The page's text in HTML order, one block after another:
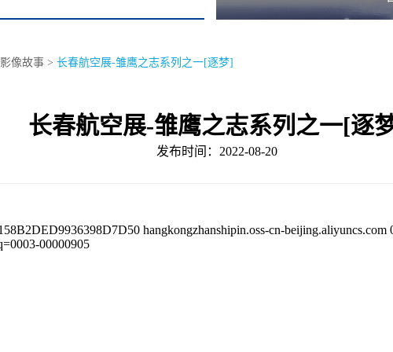
影像故事 > 长春航空展-雏鹰之志系列之一[逐梦]
长春航空展-雏鹰之志系列之一[逐
发布时间：2022-08-20